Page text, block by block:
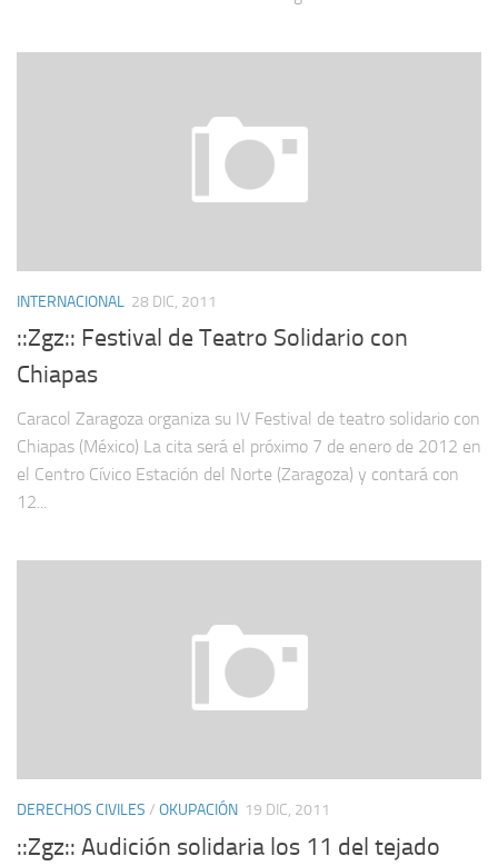
INTERNACIONAL 28 DIC, 2011
::Zgz:: Festival de Teatro Solidario con
Chiapas
Caracol Zaragoza organiza su IV Festival de teatro solidario con
Chiapas (México) La cita será el próximo 7 de enero de 2012 en
el Centro Cívico Estación del Norte (Zaragoza) y contará con
12...
DERECHOS CIVILES / OKUPACIÓN 19 DIC, 2011
::Zgz:: Audición solidaria los 11 del tejado